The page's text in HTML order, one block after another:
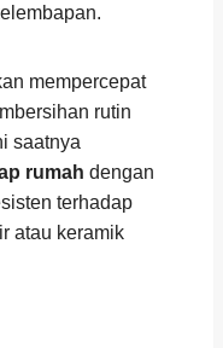
mempercepat
rutin
saatnya
rumah dengan
terhadap
atau keramik